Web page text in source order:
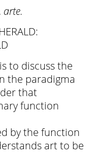
arte.
to discuss the
the paradigma
that
function
by the function
art to be